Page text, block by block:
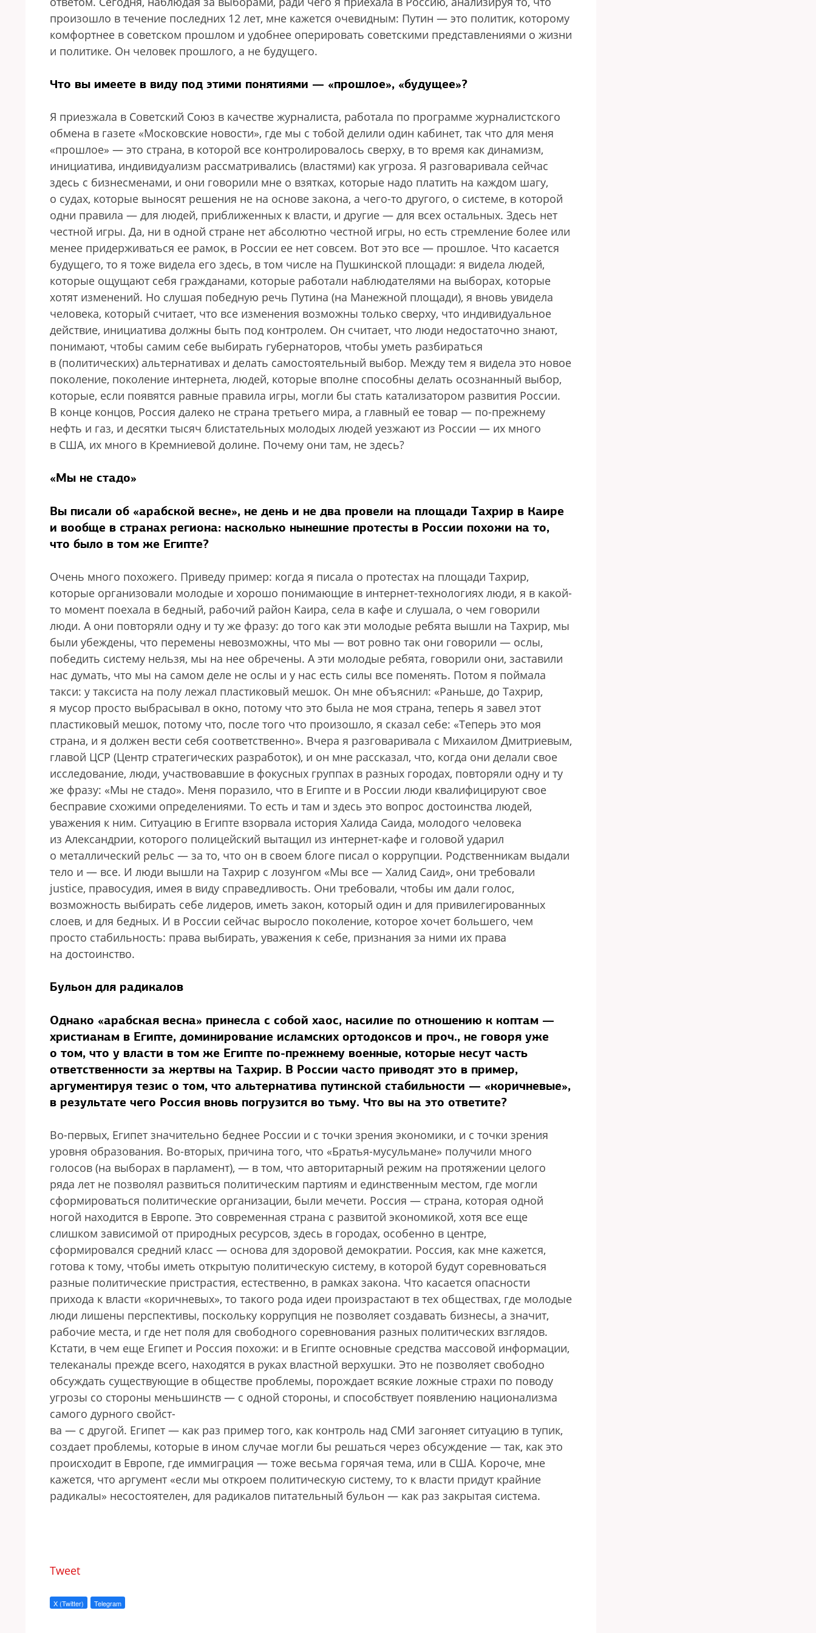
произошло в течение последних 12 лет, мне кажется очевидным: Путин — это политик, которому
комфортнее в советском прошлом и удобнее оперировать советскими представлениями о жизни
и политике. Он человек прошлого, а не будущего.
Что вы имеете в виду под этими понятиями — «прошлое», «будущее»?
Я приезжала в Советский Союз в качестве журналиста, работала по программе журналистского
обмена в газете «Московские новости», где мы с тобой делили один кабинет, так что для меня
«прошлое» — это страна, в которой все контролировалось сверху, в то время как динамизм,
инициатива, индивидуализм рассматривались (властями) как угроза. Я разговаривала сейчас
здесь с бизнесменами, и они говорили мне о взятках, которые надо платить на каждом шагу,
о судах, которые выносят решения не на основе закона, а чего-то другого, о системе, в которой
одни правила — для людей, приближенных к власти, и другие — для всех остальных. Здесь нет
честной игры. Да, ни в одной стране нет абсолютно честной игры, но есть стремление более или
менее придерживаться ее рамок, в России ее нет совсем. Вот это все — прошлое. Что касается
будущего, то я тоже видела его здесь, в том числе на Пушкинской площади: я видела людей,
которые ощущают себя гражданами, которые работали наблюдателями на выборах, которые
хотят изменений. Но слушая победную речь Путина (на Манежной площади), я вновь увидела
человека, который считает, что все изменения возможны только сверху, что индивидуальное
действие, инициатива должны быть под контролем. Он считает, что люди недостаточно знают,
понимают, чтобы самим себе выбирать губернаторов, чтобы уметь разбираться
в (политических) альтернативах и делать самостоятельный выбор. Между тем я видела это новое
поколение, поколение интернета, людей, которые вполне способны делать осознанный выбор,
которые, если появятся равные правила игры, могли бы стать катализатором развития России.
В конце концов, Россия далеко не страна третьего мира, а главный ее товар — по-прежнему
нефть и газ, и десятки тысяч блистательных молодых людей уезжают из России — их много
в США, их много в Кремниевой долине. Почему они там, не здесь?
«Мы не стадо»
Вы писали об «арабской весне», не день и не два провели на площади Тахрир в Каире
и вообще в странах региона: насколько нынешние протесты в России похожи на то,
что было в том же Египте?
Очень много похожего. Приведу пример: когда я писала о протестах на площади Тахрир,
которые организовали молодые и хорошо понимающие в интернет-технологиях люди, я в какой-
то момент поехала в бедный, рабочий район Каира, села в кафе и слушала, о чем говорили
люди. А они повторяли одну и ту же фразу: до того как эти молодые ребята вышли на Тахрир, мы
были убеждены, что перемены невозможны, что мы — вот ровно так они говорили — ослы,
победить систему нельзя, мы на нее обречены. А эти молодые ребята, говорили они, заставили
нас думать, что мы на самом деле не ослы и у нас есть силы все поменять. Потом я поймала
такси: у таксиста на полу лежал пластиковый мешок. Он мне объяснил: «Раньше, до Тахрир,
я мусор просто выбрасывал в окно, потому что это была не моя страна, теперь я завел этот
пластиковый мешок, потому что, после того что произошло, я сказал себе: «Теперь это моя
страна, и я должен вести себя соответственно». Вчера я разговаривала с Михаилом Дмитриевым,
главой ЦСР (Центр стратегических разработок), и он мне рассказал, что, когда они делали свое
исследование, люди, участвовавшие в фокусных группах в разных городах, повторяли одну и ту
же фразу: «Мы не стадо». Меня поразило, что в Египте и в России люди квалифицируют свое
бесправие схожими определениями. То есть и там и здесь это вопрос достоинства людей,
уважения к ним. Ситуацию в Египте взорвала история Халида Саида, молодого человека
из Александрии, которого полицейский вытащил из интернет-кафе и головой ударил
о металлический рельс — за то, что он в своем блоге писал о коррупции. Родственникам выдали
тело и — все. И люди вышли на Тахрир с лозунгом «Мы все — Халид Саид», они требовали
justice, правосудия, имея в виду справедливость. Они требовали, чтобы им дали голос,
возможность выбирать себе лидеров, иметь закон, который один и для привилегированных
слоев, и для бедных. И в России сейчас выросло поколение, которое хочет большего, чем
просто стабильность: права выбирать, уважения к себе, признания за ними их права
на достоинство.
Бульон для радикалов
Однако «арабская весна» принесла с собой хаос, насилие по отношению к коптам —
христианам в Египте, доминирование исламских ортодоксов и проч., не говоря уже
о том, что у власти в том же Египте по-прежнему военные, которые несут часть
ответственности за жертвы на Тахрир. В России часто приводят это в пример,
аргументируя тезис о том, что альтернатива путинской стабильности — «коричневые»,
в результате чего Россия вновь погрузится во тьму. Что вы на это ответите?
Во-первых, Египет значительно беднее России и с точки зрения экономики, и с точки зрения
уровня образования. Во-вторых, причина того, что «Братья-мусульмане» получили много
голосов (на выборах в парламент), — в том, что авторитарный режим на протяжении целого
ряда лет не позволял развиться политическим партиям и единственным местом, где могли
сформироваться политические организации, были мечети. Россия — страна, которая одной
ногой находится в Европе. Это современная страна с развитой экономикой, хотя все еще
слишком зависимой от природных ресурсов, здесь в городах, особенно в центре,
сформировался средний класс — основа для здоровой демократии. Россия, как мне кажется,
готова к тому, чтобы иметь открытую политическую систему, в которой будут соревноваться
разные политические пристрастия, естественно, в рамках закона. Что касается опасности
прихода к власти «коричневых», то такого рода идеи произрастают в тех обществах, где молодые
люди лишены перспективы, поскольку коррупция не позволяет создавать бизнесы, а значит,
рабочие места, и где нет поля для свободного соревнования разных политических взглядов.
Кстати, в чем еще Египет и Россия похожи: и в Египте основные средства массовой информации,
телеканалы прежде всего, находятся в руках властной верхушки. Это не позволяет свободно
обсуждать существующие в обществе проблемы, порождает всякие ложные страхи по поводу
угрозы со стороны меньшинств — с одной стороны, и способствует появлению национализма
самого дурного свойст-
ва — с другой. Египет — как раз пример того, как контроль над СМИ загоняет ситуацию в тупик,
создает проблемы, которые в ином случае могли бы решаться через обсуждение — так, как это
происходит в Европе, где иммиграция — тоже весьма горячая тема, или в США. Короче, мне
кажется, что аргумент «если мы откроем политическую систему, то к власти придут крайние
радикалы» несостоятелен, для радикалов питательный бульон — как раз закрытая система.
Tweet
X (Twitter) Telegram